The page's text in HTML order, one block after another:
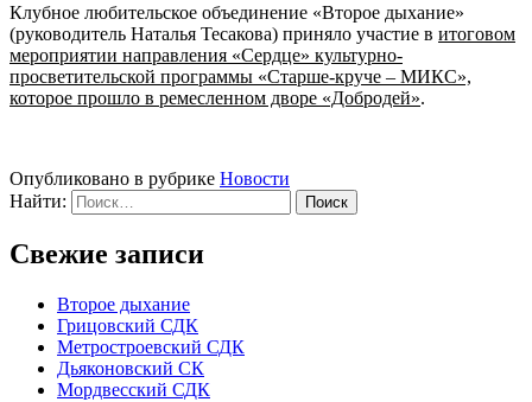
Клубное любительское объединение «Второе дыхание»
(руководитель Наталья Тесакова) приняло участие в итоговом
мероприятии направления «Сердце» культурно-
просветительской программы «Старше-круче – МИКС»,
которое прошло в ремесленном дворе «Добродей».
Опубликовано в рубрике Новости
Найти:
Свежие записи
Второе дыхание
Грицовский СДК
Метростроевский СДК
Дьяконовский СК
Мордвесский СДК